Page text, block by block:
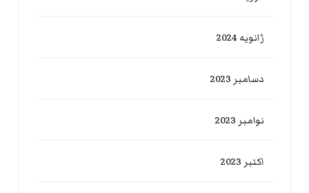
ژانویه 2024
دسامبر 2023
نوامبر 2023
اکتبر 2023